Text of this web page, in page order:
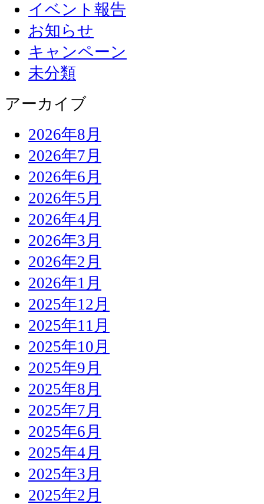
イベント報告
お知らせ
キャンペーン
未分類
アーカイブ
2026年8月
2026年7月
2026年6月
2026年5月
2026年4月
2026年3月
2026年2月
2026年1月
2025年12月
2025年11月
2025年10月
2025年9月
2025年8月
2025年7月
2025年6月
2025年4月
2025年3月
2025年2月